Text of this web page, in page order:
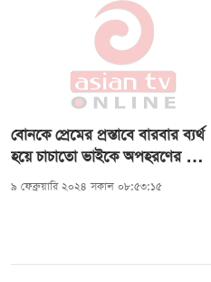
বোনকে প্রেমের প্রস্তাবে বারবার ব্যর্থ
হয়ে চাচাতো ভাইকে অপহরণের পর
হত্যা
৯ ফেব্রুয়ারি ২০২৪ সকাল ০৮:৫৩:১৫